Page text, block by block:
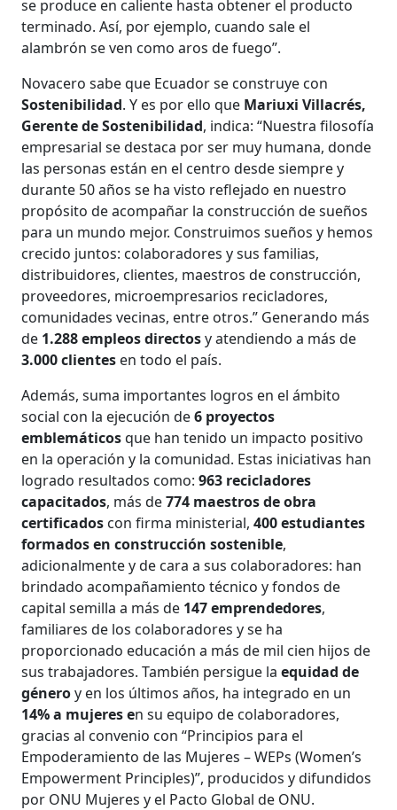
se produce en caliente hasta obtener el producto
terminado. Así, por ejemplo, cuando sale el
alambrón se ven como aros de fuego”.
Novacero sabe que Ecuador se construye con
Sostenibilidad. Y es por ello que Mariuxi Villacrés,
Gerente de Sostenibilidad, indica: “Nuestra filosofía
empresarial se destaca por ser muy humana, donde
las personas están en el centro desde siempre y
durante 50 años se ha visto reflejado en nuestro
propósito de acompañar la construcción de sueños
para un mundo mejor. Construimos sueños y hemos
crecido juntos: colaboradores y sus familias,
distribuidores, clientes, maestros de construcción,
proveedores, microempresarios recicladores,
comunidades vecinas, entre otros.” Generando más
de 1.288 empleos directosy atendiendo a más de
3.000 clientes en todo el país.
Además, suma importantes logros en el ámbito
social con la ejecución de6 proyectos
emblemáticosque han tenido un impacto positivo
en la operación y la comunidad. Estas iniciativas han
logrado resultados como: 963 recicladores
capacitados, más de774 maestros de obra
certificados con firma ministerial,400 estudiantes
formados en construcción sostenible,
adicionalmente y de cara a sus colaboradores: han
brindado acompañamiento técnico y fondos de
capital semilla a más de 147 emprendedores,
familiares de los colaboradores y se ha
proporcionado educación a más de mil cien hijos de
sus trabajadores. También persigue laequidad de
géneroy en los últimos años, ha integrado en un
14% a mujeres en su equipo de colaboradores,
gracias al convenio con “Principios para el
Empoderamiento de las Mujeres – WEPs (Women’s
Empowerment Principles)”, producidos y difundidos
por ONU Mujeres y el Pacto Global de ONU.